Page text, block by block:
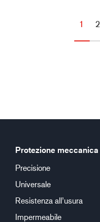
1 2
Protezione meccanica
Precisione
Universale
Resistenza all’usura
Impermeabile